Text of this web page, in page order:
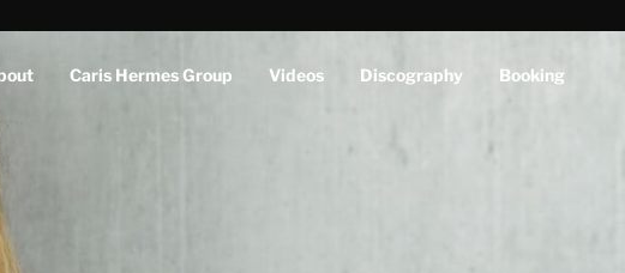
Caris Hermes Group Videos Discography Booking